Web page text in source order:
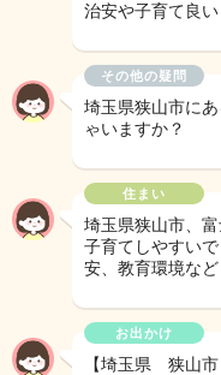
治安や子育て良
その他の疑問
埼玉県狭山市に
ゃいますか？
住まい
埼玉県狭山市、
子育てしやすい
安、教育環境な
お出かけ
【埼玉県 狭山